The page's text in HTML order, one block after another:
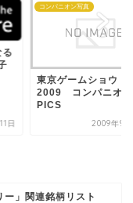
日
コンパニオン写真
東京ゲームショウ
2009 コンパニオン
PICS
2009年9
ー」関連銘柄リスト